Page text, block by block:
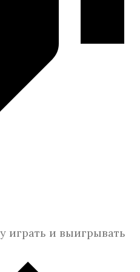
играть и выигрывать